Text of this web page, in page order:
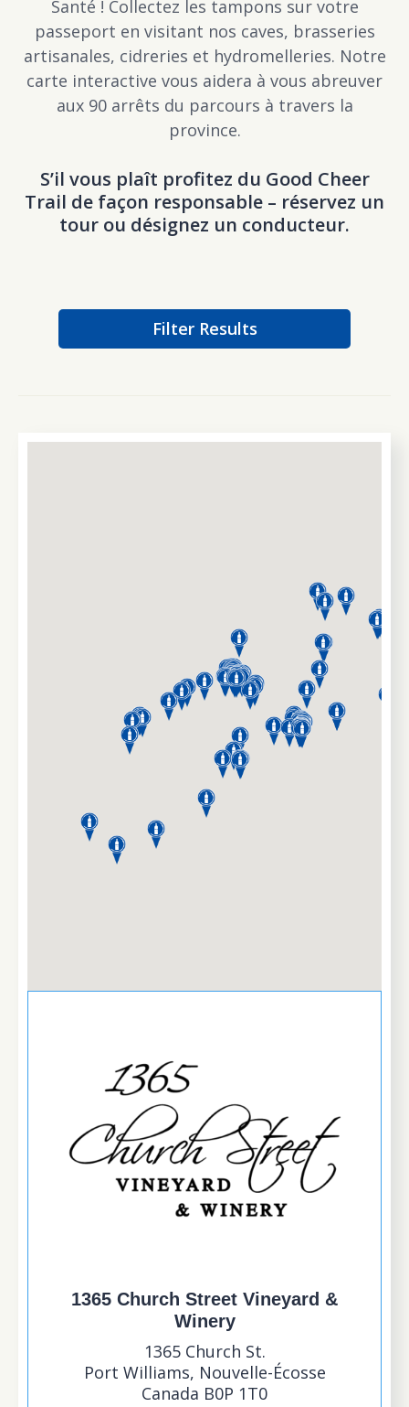
Santé ! Collectez les tampons sur votre
passeport en visitant nos caves, brasseries
artisanales, cidreries et hydromelleries. Notre
carte interactive vous aidera à vous abreuver
aux 90 arrêts du parcours à travers la
province.
S’il vous plaît profitez du Good Cheer
Trail de façon responsable – réservez un
tour ou désignez un conducteur.
Filter Results
1365 Church Street Vineyard &
Winery
1365 Church St.
Port Williams, Nouvelle-Écosse
Canada B0P 1T0